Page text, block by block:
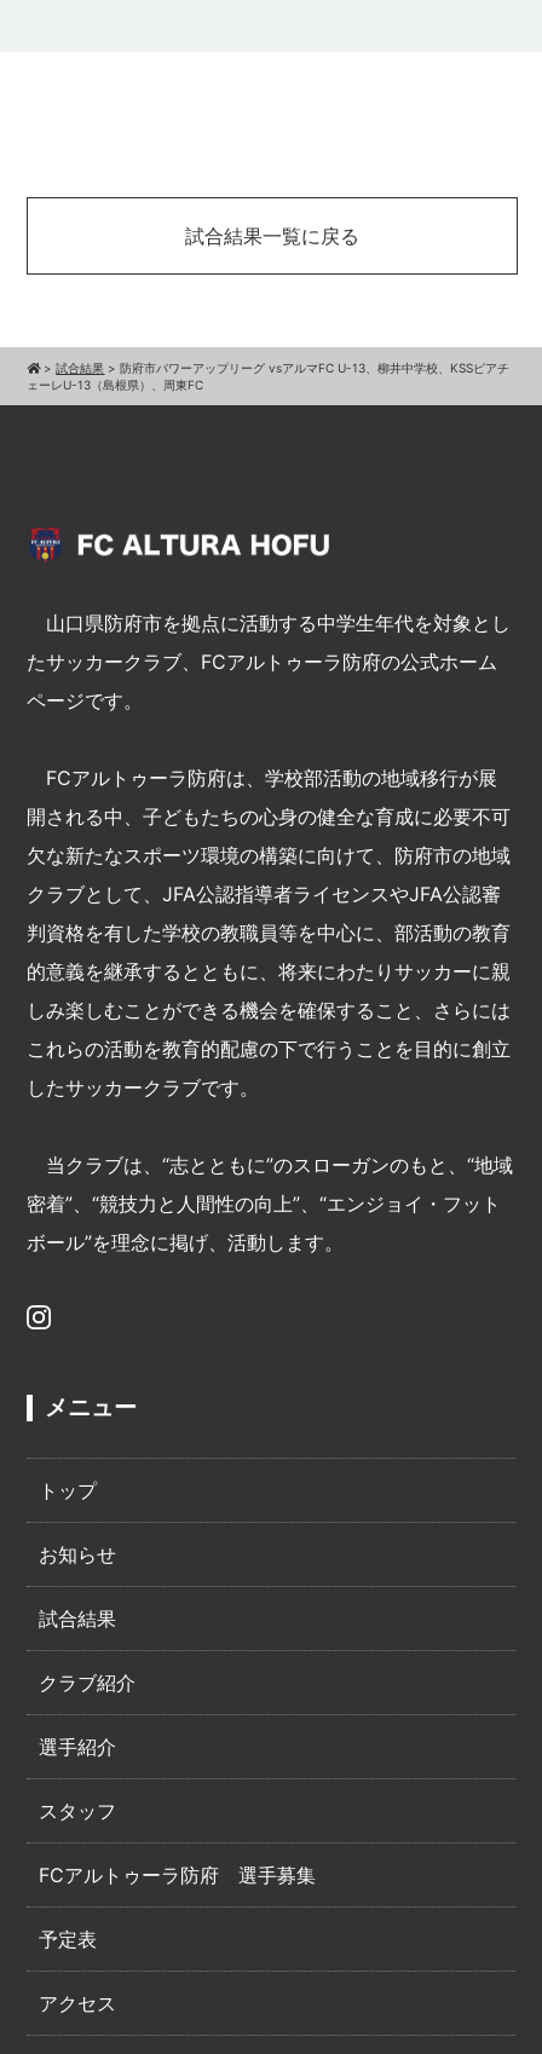
試合結果一覧に戻る
>試合結果 >防府市パワーアップリーグ vsアルマFC U-13、柳井中学校、KSSピアチ
ェーレU-13（島根県）、周東FC
山口県防府市を拠点に活動する中学生年代を対象とし
たサッカークラブ、FCアルトゥーラ防府の公式ホーム
ページです。
FCアルトゥーラ防府は、学校部活動の地域移行が展
開される中、子どもたちの心身の健全な育成に必要不可
欠な新たなスポーツ環境の構築に向けて、防府市の地域
クラブとして、JFA公認指導者ライセンスやJFA公認審
判資格を有した学校の教職員等を中心に、部活動の教育
的意義を継承するとともに、将来にわたりサッカーに親
しみ楽しむことができる機会を確保すること、さらには
これらの活動を教育的配慮の下で行うことを目的に創立
したサッカークラブです。
当クラブは、“志とともに”のスローガンのもと、“地域
密着”、“競技力と人間性の向上”、“エンジョイ・フット
ボール”を理念に掲げ、活動します。
メニュー
トップ
お知らせ
試合結果
クラブ紹介
選手紹介
スタッフ
FCアルトゥーラ防府 選手募集
予定表
アクセス